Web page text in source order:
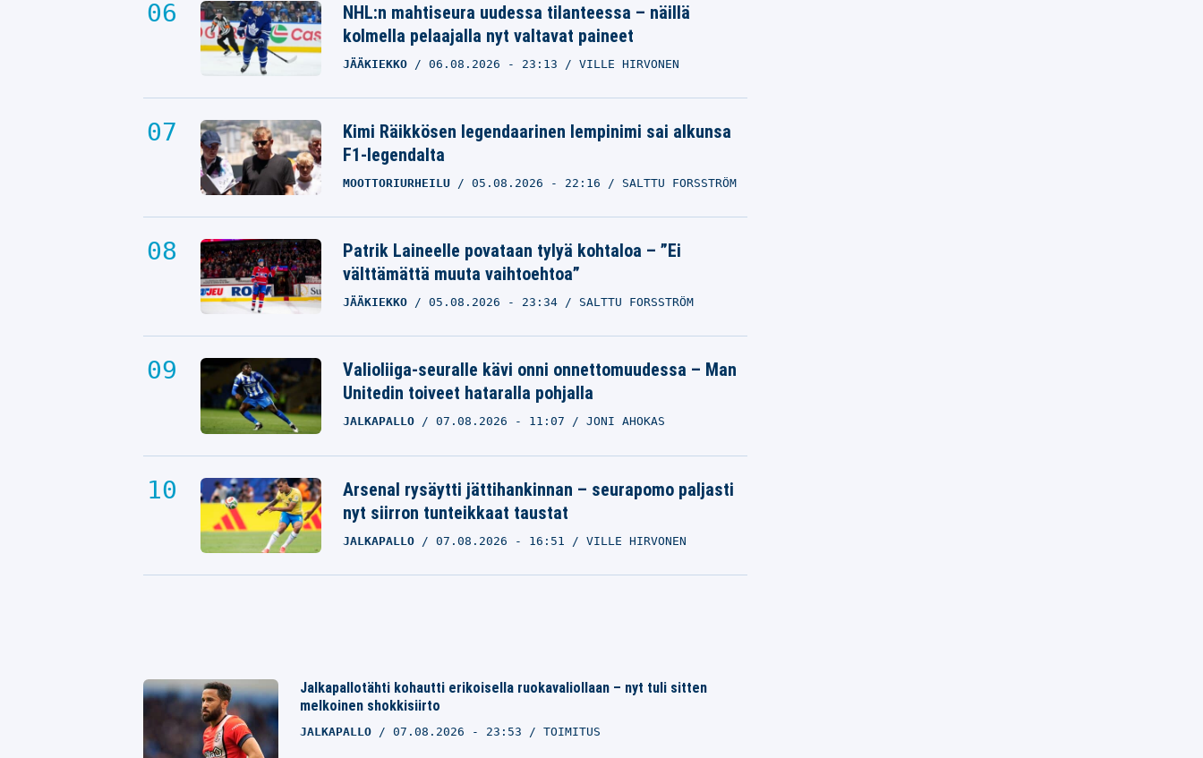
NHL:n mahtiseura uudessa tilanteessa – näillä
kolmella pelaajalla nyt valtavat paineet
JÄÄKIEKKO 06.08.2026 - 23:13 VILLE HIRVONEN
Kimi Räikkösen legendaarinen lempinimi sai alkunsa
F1-legendalta
MOOTTORIURHEILU 05.08.2026 - 22:16 SALTTU FORSSTRÖM
Patrik Laineelle povataan tylyä kohtaloa – ”Ei
välttämättä muuta vaihtoehtoa”
JÄÄKIEKKO 05.08.2026 - 23:34 SALTTU FORSSTRÖM
Valioliiga-seuralle kävi onni onnettomuudessa – Man
Unitedin toiveet hataralla pohjalla
JALKAPALLO 07.08.2026 - 11:07 JONI AHOKAS
Arsenal rysäytti jättihankinnan – seurapomo paljasti
nyt siirron tunteikkaat taustat
JALKAPALLO 07.08.2026 - 16:51 VILLE HIRVONEN
Jalkapallotähti kohautti erikoisella ruokavaliollaan – nyt tuli sitten
melkoinen shokkisiirto
JALKAPALLO 07.08.2026 - 23:53 TOIMITUS